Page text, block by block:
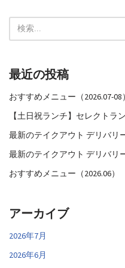
最近の投稿
おすすめメニュー（2026.07-08）
【土日祝ランチ】セレクトラ
最新のテイクアウト デリバリ
最新のテイクアウト デリバリ
おすすめメニュー（2026.06）
アーカイブ
2026年7月
2026年6月